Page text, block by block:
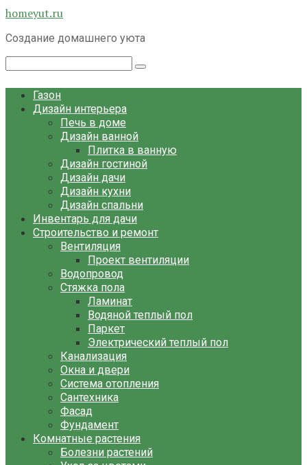
Перейти
контенту
homeyut.ru
Создание домашнего уюта
Газон
Дизайн интерьера
Печь в доме
Дизайн ванной
Плитка в ванную
Дизайн гостиной
Дизайн дачи
Дизайн кухни
Дизайн спальни
Инвентарь для дачи
Строительство и ремонт
Вентиляция
Проект вентиляции
Водопровод
Стяжка пола
Ламинат
Водяной теплый пол
Паркет
Электрический теплый пол
Канализация
Окна и двери
Система отопления
Сантехника
Фасад
Фундамент
Комнатные растения
Болезни растений